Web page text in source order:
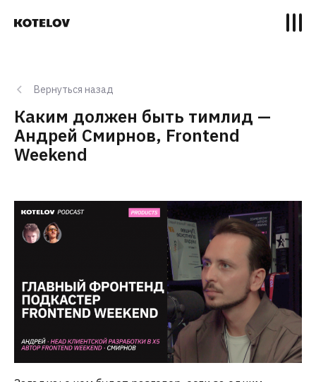
Вернуться назад
Каким должен быть тимлид —
Андрей Смирнов, Frontend
Weekend